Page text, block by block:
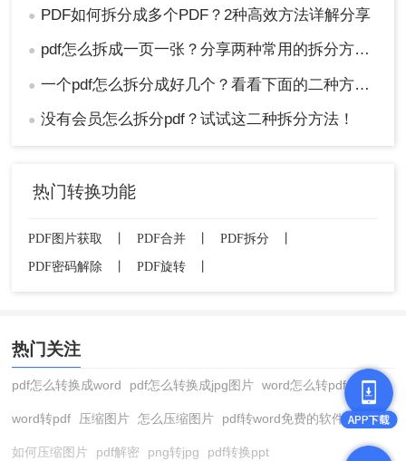
● PDF如何拆分成多个PDF？2种高效方法详解分享
● pdf怎么拆成一页一张？分享两种常用的拆分方法！
● 一个pdf怎么拆分成好几个？看看下面的二种方法！
● 没有会员怎么拆分pdf？试试这二种拆分方法！
热门转换功能
PDF图片获取 PDF合并 PDF拆分
PDF密码解除
PDF旋转
热门关注
pdf怎么转换成word pdf怎么转换成jpg图片 word怎么转pdf
word转pdf 压缩图片 怎么压缩图片 pdf转word免费的软件
如何压缩图片 pdf解密 png转jpg pdf转换ppt